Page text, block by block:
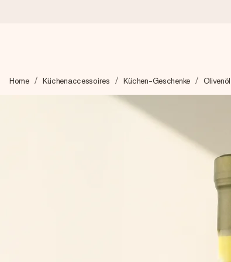
Wir bereiten dein Geschenk sorgfältig vor und
4,8 (basierend auf +15.000 Bewertungen)
Unsere Geschenke begeistern. Kunden bewerten
Home Küchenaccessoires Küchen-Geschenke Olivenöl